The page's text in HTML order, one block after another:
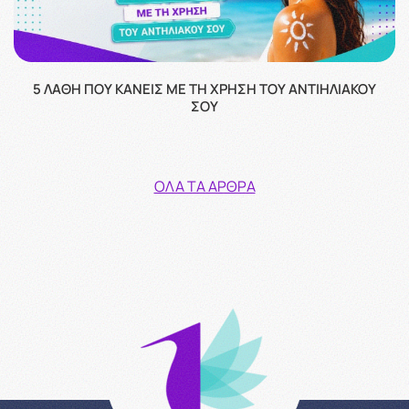
5 ΛΆΘΗ ΠΟΥ ΚΆΝΕΙΣ ΜΕ ΤΗ ΧΡΉΣΗ ΤΟΥ ΑΝΤΙΗΛΙΑΚΟΎ
ΣΟΥ
ΌΛΑ ΤΑ ΆΡΘΡΑ